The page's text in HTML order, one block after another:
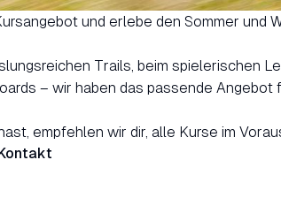
und erlebe den Sommer und
Trails, beim spielerischen
– wir haben das passende Angebot
empfehlen wir dir, alle Kurse im